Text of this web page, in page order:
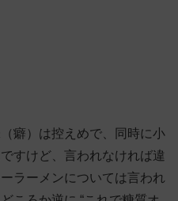
癖）は控えめで、同時に小
すけど、言われなければ違
ラーメンについては言われ